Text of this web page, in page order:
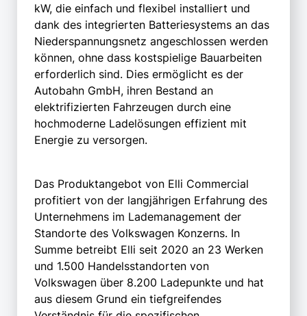
kW, die einfach und flexibel installiert und
dank des integrierten Batteriesystems an das
Niederspannungsnetz angeschlossen werden
können, ohne dass kostspielige Bauarbeiten
erforderlich sind. Dies ermöglicht es der
Autobahn GmbH, ihren Bestand an
elektrifizierten Fahrzeugen durch eine
hochmoderne Ladelösungen effizient mit
Energie zu versorgen.
Das Produktangebot von Elli Commercial
profitiert von der langjährigen Erfahrung des
Unternehmens im Lademanagement der
Standorte des Volkswagen Konzerns. In
Summe betreibt Elli seit 2020 an 23 Werken
und 1.500 Handelsstandorten von
Volkswagen über 8.200 Ladepunkte und hat
aus diesem Grund ein tiefgreifendes